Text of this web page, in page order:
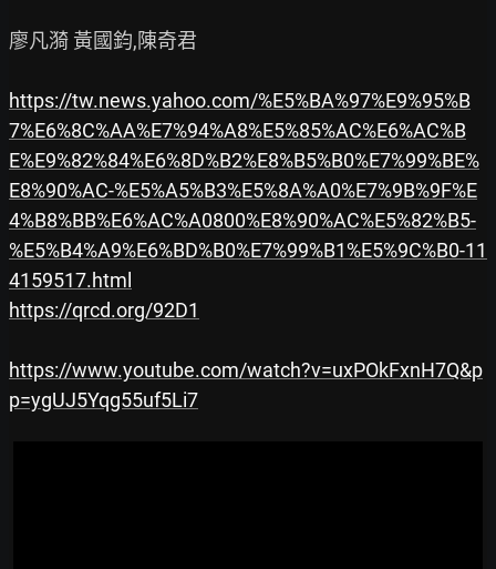
廖凡漪 黃國鈞,陳奇君
https://tw.news.yahoo.com/%E5%BA%97%E9%95%B
7%E6%8C%AA%E7%94%A8%E5%85%AC%E6%AC%B
E%E9%82%84%E6%8D%B2%E8%B5%B0%E7%99%BE%
E8%90%AC-%E5%A5%B3%E5%8A%A0%E7%9B%9F%E
4%B8%BB%E6%AC%A0800%E8%90%AC%E5%82%B5-
%E5%B4%A9%E6%BD%B0%E7%99%B1%E5%9C%B0-11
4159517.html
https://qrcd.org/92D1
https://www.youtube.com/watch?v=uxPOkFxnH7Q&p
p=ygUJ5Yqg55uf5Li7